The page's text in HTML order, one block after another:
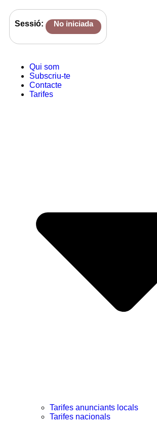
Sessió: No iniciada
Qui som
Subscriu-te
Contacte
Tarifes
Tarifes anunciants locals
Tarifes nacionals